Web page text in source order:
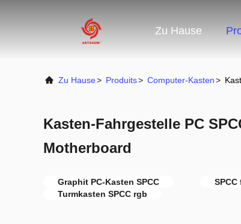
Zu Hause
Zu Hause> Produits> Computer-Kasten>
Kasten-Fahrgestelle PC
Motherboard
Graphit PC-Kasten SPCC
Turmkasten SPCC rgb